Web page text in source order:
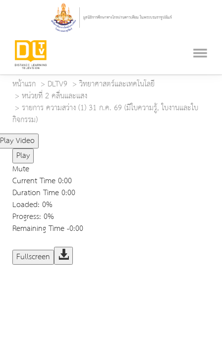
หน้าแรก DLTV9
วิทยาศาสตร์และเทคโนโลยี
หน่วยที่ 2 คลื่นและแสง
รายการ ความสว่าง (1) 31 ก.ค. 69 (มีใบความรู้, ใบงานและใบ
กิจกรรม)
Play Video
Play
Mute
Current Time0:00
Duration Time0:00
Loaded: 0%
Progress: 0%
Remaining Time-0:00
Fullscreen